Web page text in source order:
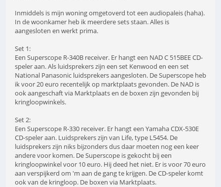
Inmiddels is mijn woning omgetoverd tot een audiopaleis (haha).
In de woonkamer heb ik meerdere sets staan. Alles is
aangesloten en werkt prima.
Set 1:
Een Superscope R-340B receiver. Er hangt een NAD C 515BEE CD-
speler aan. Als luidsprekers zijn een set Kenwood en een set
National Panasonic luidsprekers aangesloten. De Superscope heb
ik voor 20 euro recentelijk op marktplaats gevonden. De NAD is
ook aangeschaft via Marktplaats en de boxen zijn gevonden bij
kringloopwinkels.
Set 2:
Een Superscope R-330 receiver. Er hangt een Yamaha CDX-530E
CD-speler aan. Luidsprekers zijn van Life, type L5454. De
luidsprekers zijn niks bijzonders dus daar moeten nog een keer
andere voor komen. De Superscope is gekocht bij een
kringloopwinkel voor 10 euro. Hij deed het niet. Er is voor 70 euro
aan verspijkerd om 'm aan de gang te krijgen. De CD-speler komt
ook van de kringloop. De boxen via Marktplaats.